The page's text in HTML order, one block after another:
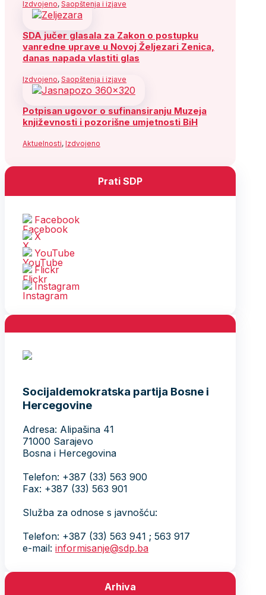
Izdvojeno, Saopštenja i izjave
SDA jučer glasala za Zakon o postupku
vanredne uprave u Novoj Željezari Zenica,
danas napada vlastiti glas
Izdvojeno, Saopštenja i izjave
Potpisan ugovor o sufinansiranju Muzeja
književnosti i pozorišne umjetnosti BiH
Aktuelnosti, Izdvojeno
Prati SDP
Facebook
X
YouTube
Flickr
Instagram
Socijaldemokratska partija Bosne i
Hercegovine
Adresa: Alipašina 41
71000 Sarajevo
Bosna i Hercegovina
Telefon: +387 (33) 563 900
Fax: +387 (33) 563 901
Služba za odnose s javnošću:
Telefon: +387 (33) 563 941 ; 563 917
e-mail: informisanje@sdp.ba
Arhiva